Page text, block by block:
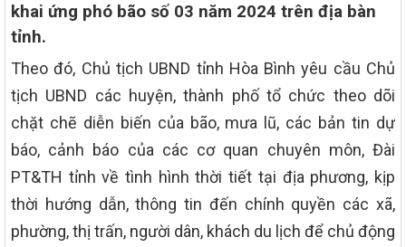
khai ứng phó bão số 03 năm 2024 trên địa bàn
tỉnh.
Theo đó, Chủ tịch UBND tỉnh Hòa Bình yêu cầu Chủ
tịch UBND các huyện, thành phố tổ chức theo dõi
chặt chẽ diễn biến của bão, mưa lũ, các bản tin dự
báo, cảnh báo của các cơ quan chuyên môn, Đài
PT&TH tỉnh về tình hình thời tiết tại địa phương, kịp
thời hướng dẫn, thông tin đến chính quyền các xã,
phường, thị trấn, người dân, khách du lịch để chủ động